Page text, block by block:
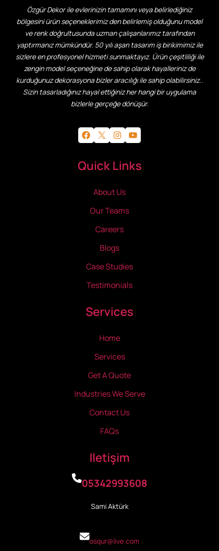
Özgür Dekor ile evlerinizin tamamını veya belirlediğiniz
bölgesini ürün seçeneklerimiz den belirlemiş olduğunu model
ve renk doğrultusunda uzman çalışanlarımız tarafından
yaptırmanız mümkündür. 50 yılı aşan tasarım iş birikimimiz ile
sizlere en profesyonel hizmeti sunmaktayız. Ürün çeşitliliği ile
zengin model seçeneğine de sahip olarak hayalleriniz de
kurduğunuz dekorasyona bizler aracılığı ile sahip olabilirsiniz..
Sizin tasarladığınız hayal ettiğiniz her hangi bir uygulama
bizlerle gerçeğe dönüşür.
Facebook X Instagram YouTube
Quick Links
About Us
Our Teams
Careers
Blogs
Case Studies
Testimonials
Services
Home
Services
Get A Quote
Industries We Serve
Contact Us
FAQs
Iletişim
05342993608
Sami Aktürk
osqur@live.com